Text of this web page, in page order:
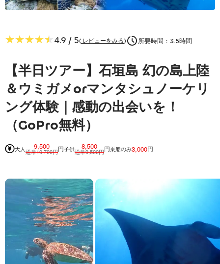
★★★★★
★★★★★4.9 / 5( レビューをみる) 所要時間： 3.5時間
【半日ツアー】石垣島 幻の島上陸
＆ウミガメorマンタシュノーケリ
ング体験｜感動の出会いを！
（GoPro無料）
大人 9,500
通常10,700円円子供 8,500
通常9,500円円乗船のみ3,000円